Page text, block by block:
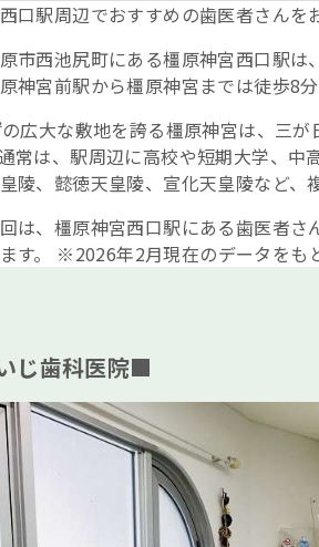
口駅周辺でおすすめの歯医者さんを
市西池尻町にある橿原神宮西口駅
神宮前駅から橿原神宮までは徒歩8
広大な敷地を誇る橿原神宮は、三
常は、駅周辺に高校や短期大学、
陵、懿徳天皇陵、宣化天皇陵など、
は、橿原神宮西口駅にある歯医者
す。 ※2026年2月現在のデータをも
じ歯科医院■